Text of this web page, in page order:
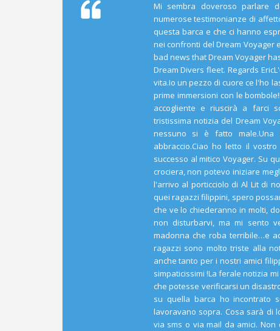
Mi sembra doveroso parlare
numerose testimonianze di
questa barca e che ci hanno
nei confronti del Dream
bad news that Dream Voyager
Dream Divers fleet. Regards
vita.Io un pezzo di cuore ce l'ho
prime immersioni con le
accogliente e riuscirà a farci
tristissima notizia del Dream
nessuno si è fatto male.Una
abbraccio.Ciao ho letto il
successo al mitico Voyager. Su
crociera, non potevo iniziare
l'arrivo al porticciolo di Al Lit di
quei ragazzi filippini, spero
che ve lo chiederanno in molti,
non disturbarvi, ma mi sento
madonna che roba terribile…e
ragazzi sono molto triste alla
anche tanto per i nostri amici
simpaticissimi !La ferale notizia
che potesse verificarsi un
su quella barca ho incontrato
lavoravano sopra. Cosa sarà di
via sms o via mail da amici.